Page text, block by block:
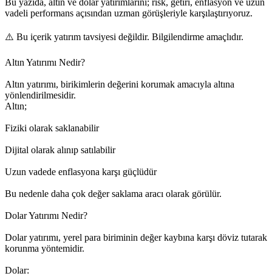
vadeli performans açısından uzman görüşleriyle karşılaştırıyoruz.
⚠️ Bu içerik yatırım tavsiyesi değildir. Bilgilendirme amaçlıdır.
Altın Yatırımı Nedir?
Altın yatırımı, birikimlerin değerini korumak amacıyla altına
yönlendirilmesidir.
Altın;
Fiziki olarak saklanabilir
Dijital olarak alınıp satılabilir
Uzun vadede enflasyona karşı güçlüdür
Bu nedenle daha çok değer saklama aracı olarak görülür.
Dolar Yatırımı Nedir?
Dolar yatırımı, yerel para biriminin değer kaybına karşı döviz tutarak
korunma yöntemidir.
Dolar: